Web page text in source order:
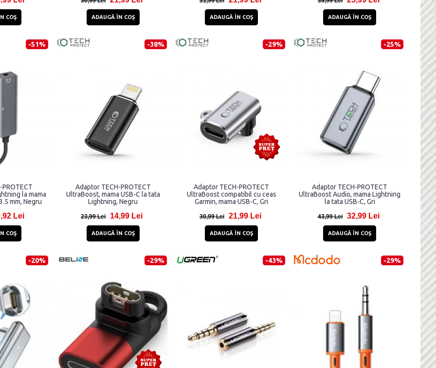
COŞ ADAUGĂ ÎN COŞ ADAUGĂ ÎN COŞ ADAUGĂ ÎN COŞ
-51%
la mama
mm, Negru
Lei
COŞ
-38%
Adaptor TECH-PROTECT
UltraBoost, mama USB-C la tata
Lightning, Negru
23,99 Lei 14,99 Lei
ADAUGĂ ÎN COŞ
-29%
Adaptor TECH-PROTECT
UltraBoost compatibil cu ceas
Garmin, mama USB-C, Gri
30,99 Lei 21,99 Lei
ADAUGĂ ÎN COŞ
-25%
Adaptor TECH-PROTECT
UltraBoost Audio, mama Lightning
la tata USB-C, Gri
43,99 Lei 32,99 Lei
ADAUGĂ ÎN COŞ
-20% -29% -43% -29%